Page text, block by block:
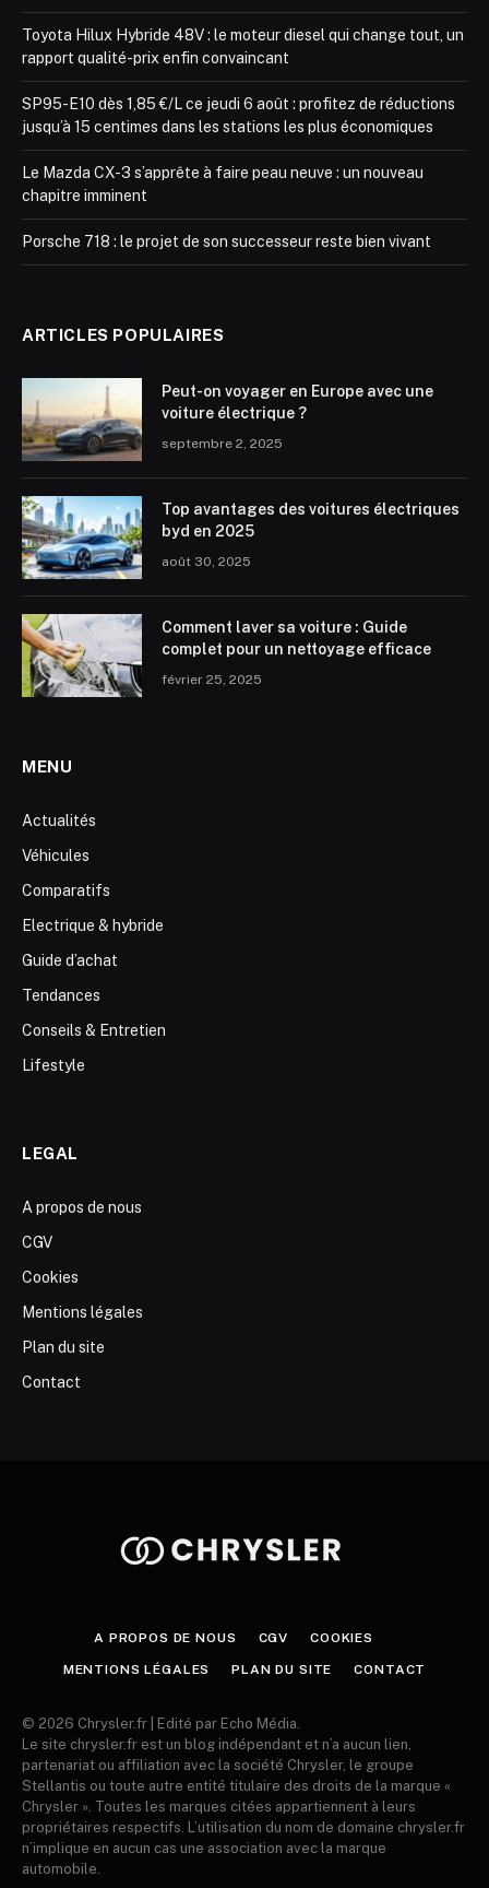
Toyota Hilux Hybride 48V : le moteur diesel qui change tout, un
rapport qualité-prix enfin convaincant
SP95-E10 dès 1,85 €/L ce jeudi 6 août : profitez de réductions
jusqu’à 15 centimes dans les stations les plus économiques
Le Mazda CX-3 s’apprête à faire peau neuve : un nouveau
chapitre imminent
Porsche 718 : le projet de son successeur reste bien vivant
ARTICLES POPULAIRES
Peut-on voyager en Europe avec une
voiture électrique ?
septembre 2, 2025
Top avantages des voitures électriques
byd en 2025
août 30, 2025
Comment laver sa voiture : Guide
complet pour un nettoyage efficace
février 25, 2025
MENU
Actualités
Véhicules
Comparatifs
Electrique & hybride
Guide d’achat
Tendances
Conseils & Entretien
Lifestyle
LEGAL
A propos de nous
CGV
Cookies
Mentions légales
Plan du site
Contact
A PROPOS DE NOUS CGV COOKIES
MENTIONS LÉGALES PLAN DU SITE CONTACT
© 2026 Chrysler.fr | Edité par Echo Média.
Le site chrysler.fr est un blog indépendant et n’a aucun lien,
partenariat ou affiliation avec la société Chrysler, le groupe
Stellantis ou toute autre entité titulaire des droits de la marque «
Chrysler ». Toutes les marques citées appartiennent à leurs
propriétaires respectifs. L’utilisation du nom de domaine chrysler.fr
n’implique en aucun cas une association avec la marque
automobile.